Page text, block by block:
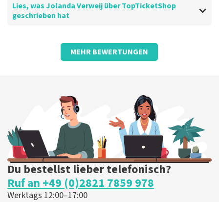
Lies, was Jolanda Verweij über TopTicketShop
geschrieben hat
Bewertung von Jolanda Verweij überTopTicketShop
MEHR BEWERTUNGEN
Du bestellst lieber telefonisch?
Ruf an +49 (0)2821 7859 978
Werktags 12:00–17:00